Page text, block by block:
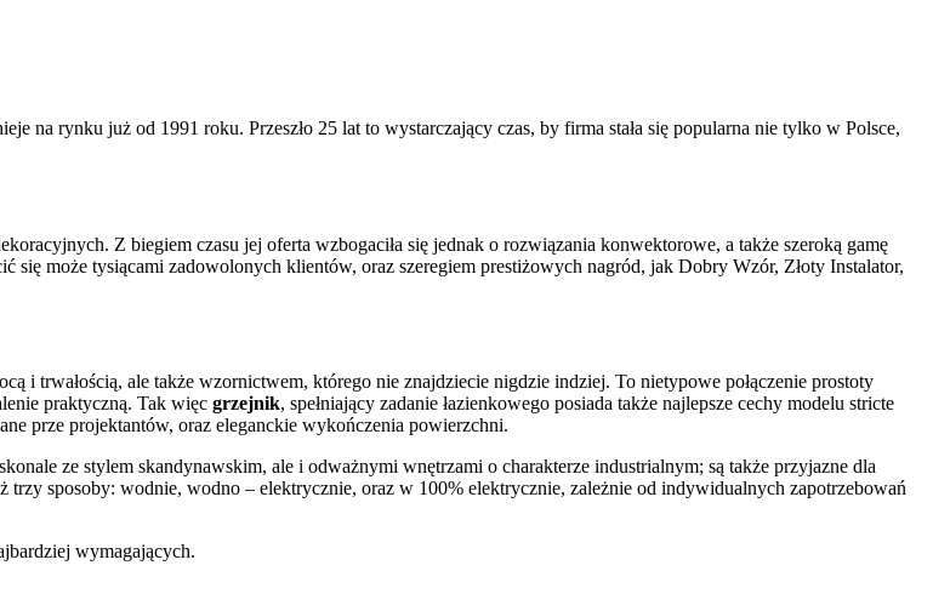
na rynku już od 1991 roku. Przeszło 25 lat to wystarczający czas, by firma stała się popularna nie tylko w Polsce,
Z biegiem czasu jej oferta wzbogaciła się jednak o rozwiązania konwektorowe, a także szeroką gamę
może tysiącami zadowolonych klientów, oraz szeregiem prestiżowych nagród, jak Dobry Wzór, Złoty Instalator,
i trwałością, ale także wzornictwem, którego nie znajdziecie nigdzie indziej. To nietypowe połączenie prostoty
praktyczną. Tak więc grzejnik, spełniający zadanie łazienkowego posiada także najlepsze cechy modelu stricte
prze projektantów, oraz eleganckie wykończenia powierzchni.
ze stylem skandynawskim, ale i odważnymi wnętrzami o charakterze industrialnym; są także przyjazne dla
trzy sposoby: wodnie, wodno – elektrycznie, oraz w 100% elektrycznie, zależnie od indywidualnych zapotrzebowań
wymagających.